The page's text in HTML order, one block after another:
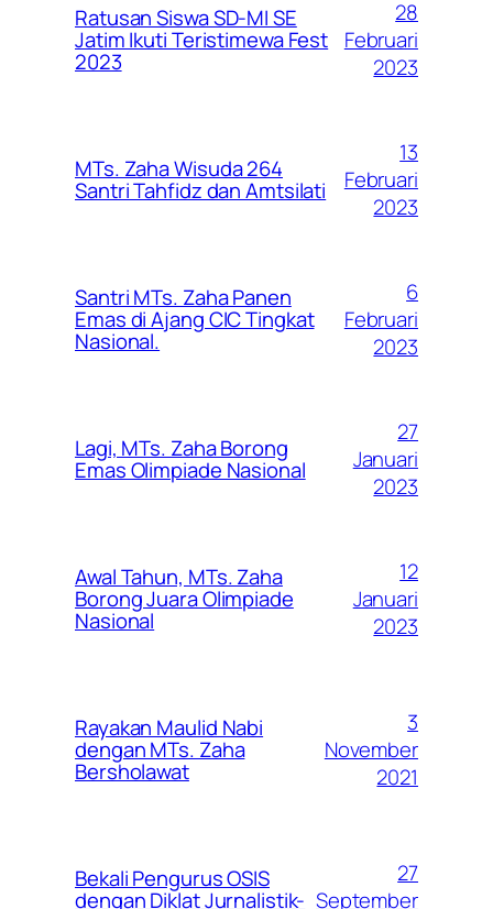
Ratusan Siswa SD-MI SE
Jatim Ikuti Teristimewa Fest
2023
28
Februari
2023
MTs. Zaha Wisuda 264
Santri Tahfidz dan Amtsilati
13
Februari
2023
Santri MTs. Zaha Panen
Emas di Ajang CIC Tingkat
Nasional.
6
Februari
2023
Lagi, MTs. Zaha Borong
Emas Olimpiade Nasional
27
Januari
2023
Awal Tahun, MTs. Zaha
Borong Juara Olimpiade
Nasional
12
Januari
2023
Rayakan Maulid Nabi
dengan MTs. Zaha
Bersholawat
3
November
2021
Bekali Pengurus OSIS
dengan Diklat Jurnalistik-
27
September